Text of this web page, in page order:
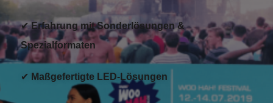
✔Erfahrung mit Sonderlösungen &
Spezialformaten
✔ Maßgefertigte LED-Lösungen